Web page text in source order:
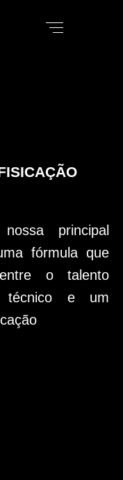
principal
fórmula que
o talento
técnico e um